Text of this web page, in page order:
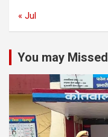
« Jul
You may Missed